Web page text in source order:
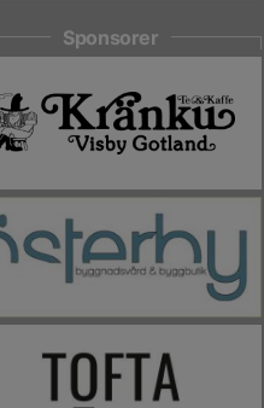
Sponsorer